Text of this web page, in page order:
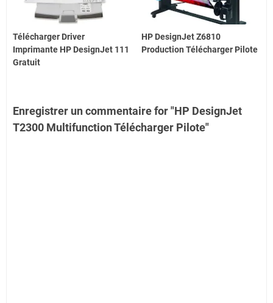
Télécharger Driver
Imprimante HP DesignJet 111
Gratuit
HP DesignJet Z6810
Production Télécharger Pilote
Enregistrer un commentaire for "HP DesignJet
T2300 Multifunction Télécharger Pilote"